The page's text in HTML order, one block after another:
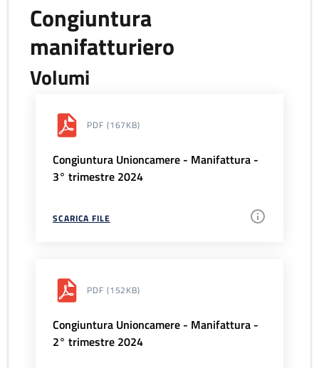
Congiuntura
manifatturiero
Volumi
PDF (167KB)
Congiuntura Unioncamere - Manifattura -
3° trimestre 2024
SCARICA FILE
PDF (152KB)
Congiuntura Unioncamere - Manifattura -
2° trimestre 2024